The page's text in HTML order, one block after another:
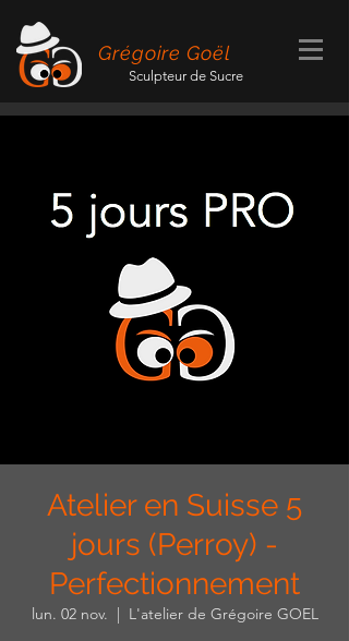
Grégoire Goël
Sculpteur de Sucre
Atelier en Suisse 5
jours (Perroy) -
Perfectionnement
lun. 02 nov.
  |
L'atelier de Grégoire GOEL